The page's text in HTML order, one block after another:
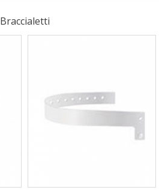
Braccialetti